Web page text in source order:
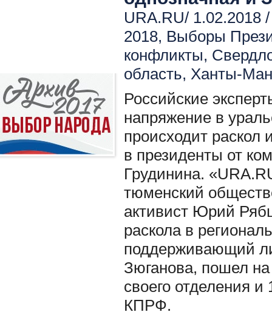
URA.RU/ 1.02.2018
2018, Выборы
конфликты,
область, Ханты-
Российские
напряжение в
происходит
в президенты от
Грудинина.
тюменский
активист Юрий
раскола в
поддерживающий
Зюганова, пошел
своего отделения
КПРФ.